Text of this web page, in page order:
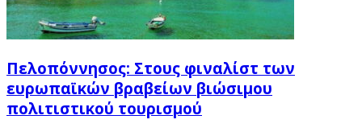
Πελοπόννησος: Στους φιναλίστ των
ευρωπαϊκών βραβείων βιώσιμου
πολιτιστικού τουρισμού